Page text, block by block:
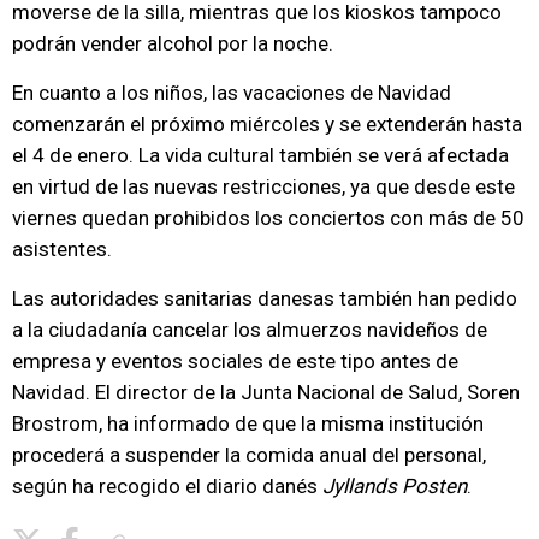
moverse de la silla, mientras que los kioskos tampoco
podrán vender alcohol por la noche.
En cuanto a los niños, las vacaciones de Navidad
comenzarán el próximo miércoles y se extenderán hasta
el 4 de enero. La vida cultural también se verá afectada
en virtud de las nuevas restricciones, ya que desde este
viernes quedan prohibidos los conciertos con más de 50
asistentes.
Las autoridades sanitarias danesas también han pedido
a la ciudadanía cancelar los almuerzos navideños de
empresa y eventos sociales de este tipo antes de
Navidad. El director de la Junta Nacional de Salud, Soren
Brostrom, ha informado de que la misma institución
procederá a suspender la comida anual del personal,
según ha recogido el diario danés Jyllands Posten.